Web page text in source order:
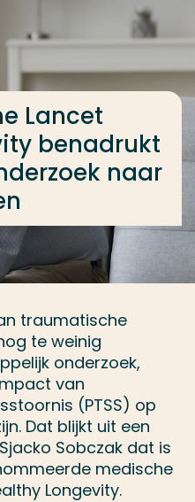
Healthy Longevity
Lancet
benadrukt
naar
traumatische
te weinig
onderzoek,
van
(PTSS) op
Dat blijkt uit een
Sobczak dat is
medische
Longevity.